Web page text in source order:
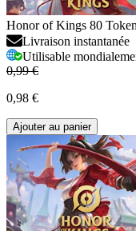
Honor of Kings 80
Livraison instantanée
Utilisable
0,99 €
0,98 €
Ajouter au panier